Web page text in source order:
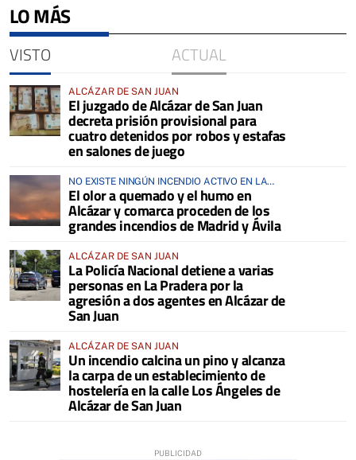
LO MÁS
VISTO ACTUAL
ALCÁZAR DE SAN JUAN
El juzgado de Alcázar de San Juan
decreta prisión provisional para
cuatro detenidos por robos y estafas
en salones de juego
NO EXISTE NINGÚN INCENDIO ACTIVO EN LA
COMARCA
El olor a quemado y el humo en
Alcázar y comarca proceden de los
grandes incendios de Madrid y Ávila
ALCÁZAR DE SAN JUAN
La Policía Nacional detiene a varias
personas en La Pradera por la
agresión a dos agentes en Alcázar de
San Juan
ALCÁZAR DE SAN JUAN
Un incendio calcina un pino y alcanza
la carpa de un establecimiento de
hostelería en la calle Los Ángeles de
Alcázar de San Juan